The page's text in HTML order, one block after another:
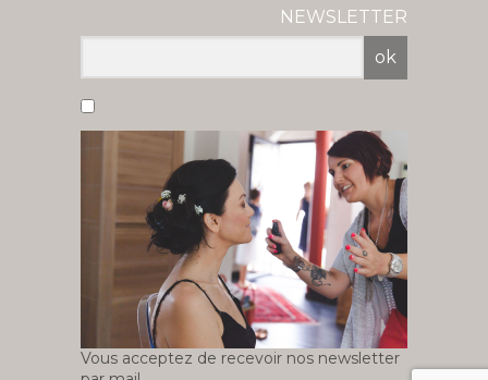
NEWSLETTER
Vous acceptez de recevoir nos newsletter
ok